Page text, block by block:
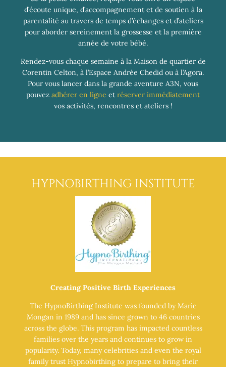
d’écoute unique, d’accompagnement et de soutien à la
parentalité au travers de temps d’échanges et d’ateliers
pour aborder sereinement la grossesse et la première
année de votre bébé.
Rendez-vous chaque semaine à la Maison de quartier de
Corentin Celton, à l’Espace Andrée Chedid ou à l’Agora.
Pour vous lancer dans la grande aventure A3N, vous
pouvez adhérer en ligne et réserver immédiatement
vos activités, rencontres et ateliers !
HYPNOBIRTHING INSTITUTE
Creating Positive Birth Experiences
The HypnoBirthing Institute was founded by Marie
Mongan in 1989 and has since grown to 46 countries
across the globe. This program has impacted countless
families over the years and continues to grow in
popularity. Today, many celebrities and even the royal
family trust Hypnobirthing to prepare to bring their